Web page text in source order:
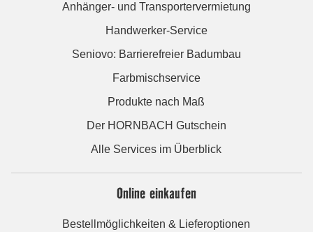
Anhänger- und Transportervermietung
Handwerker-Service
Seniovo: Barrierefreier Badumbau
Farbmischservice
Produkte nach Maß
Der HORNBACH Gutschein
Alle Services im Überblick
Online einkaufen
Bestellmöglichkeiten & Lieferoptionen